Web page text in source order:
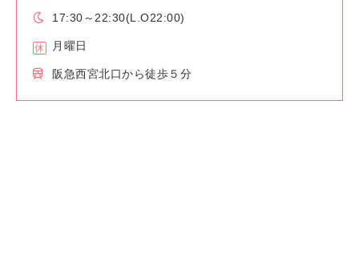
17:30～22:30(L.O22:00)
月曜日
阪急西宮北口から徒歩５分